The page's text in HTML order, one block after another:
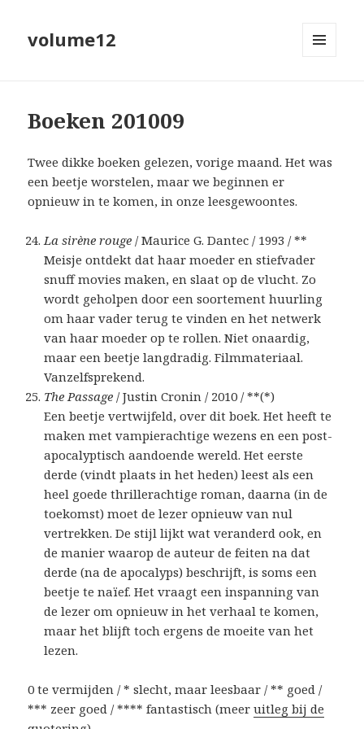
volume12
Boeken 201009
Twee dikke boeken gelezen, vorige maand. Het was
een beetje worstelen, maar we beginnen er
opnieuw in te komen, in onze leesgewoontes.
La sirène rouge / Maurice G. Dantec / 1993 / **
Meisje ontdekt dat haar moeder en stiefvader
snuff movies maken, en slaat op de vlucht. Zo
wordt geholpen door een soortement huurling
om haar vader terug te vinden en het netwerk
van haar moeder op te rollen. Niet onaardig,
maar een beetje langdradig. Filmmateriaal.
Vanzelfsprekend.
The Passage / Justin Cronin / 2010 / **(*)
Een beetje vertwijfeld, over dit boek. Het heeft te
maken met vampierachtige wezens en een post-
apocalyptisch aandoende wereld. Het eerste
derde (vindt plaats in het heden) leest als een
heel goede thrillerachtige roman, daarna (in de
toekomst) moet de lezer opnieuw van nul
vertrekken. De stijl lijkt wat veranderd ook, en
de manier waarop de auteur de feiten na dat
derde (na de apocalyps) beschrijft, is soms een
beetje te naïef. Het vraagt een inspanning van
de lezer om opnieuw in het verhaal te komen,
maar het blijft toch ergens de moeite van het
lezen.
0 te vermijden / * slecht, maar leesbaar / ** goed /
*** zeer goed / **** fantastisch (meeruitleg bij de